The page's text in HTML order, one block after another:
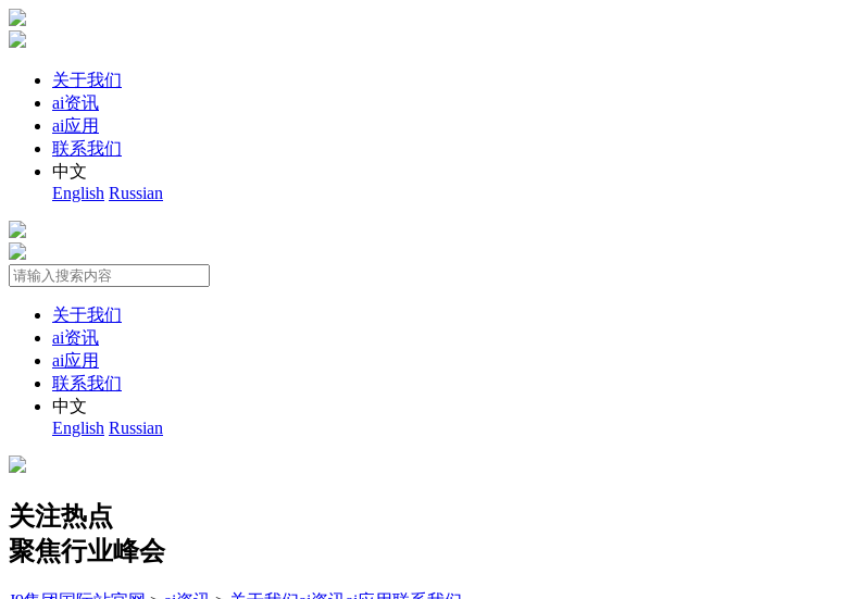
关于我们
ai资讯
ai应用
联系我们
中文
English Russian
关于我们
ai资讯
ai应用
联系我们
中文
English Russian
关注热点
聚焦行业峰会